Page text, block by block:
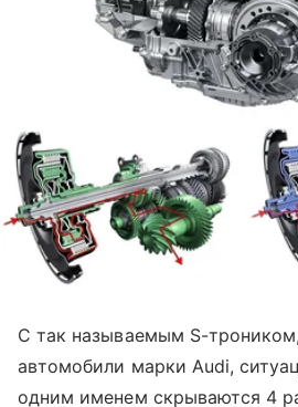
C так называемым S-
автомобили марки Audi,
одним именем скрываются 4